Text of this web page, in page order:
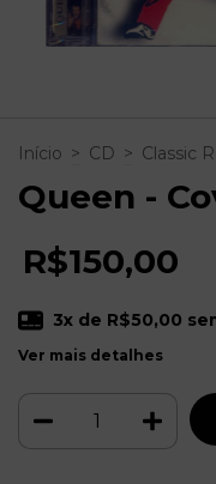
Início > CD > Classic
Queen -
R$150,00
3x de R$50,00
Ver mais detalhes